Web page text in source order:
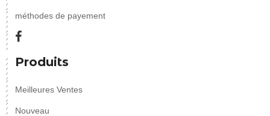
méthodes de payement
Produits
Meilleures Ventes
Nouveau